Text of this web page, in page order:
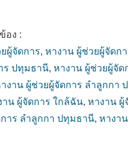
อง :
ผู้จัดการ, หางาน ผู้ช่วยผู้จัดก
ร ปทุมธานี, หางาน ผู้ช่วยผู้จัด
งาน ผู้ช่วยผู้จัดการ ลำลูกกา
าน ผู้จัดการ ใกล้ฉัน, หางาน ผู้
าร ลำลูกกา ปทุมธานี, หางา